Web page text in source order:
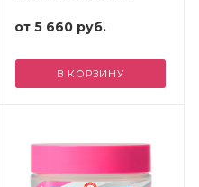
от 5 660 руб.
В КОРЗИНУ